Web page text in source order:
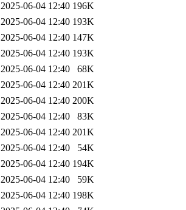
2025-06-04 12:40 196K
2025-06-04 12:40 193K
2025-06-04 12:40 147K
2025-06-04 12:40 193K
2025-06-04 12:40
68K
2025-06-04 12:40 201K
2025-06-04 12:40 200K
2025-06-04 12:40
83K
2025-06-04 12:40 201K
2025-06-04 12:40
54K
2025-06-04 12:40 194K
2025-06-04 12:40
59K
2025-06-04 12:40 198K